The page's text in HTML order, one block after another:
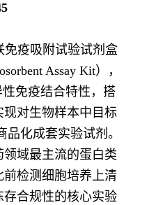
免疫吸附试验试剂盒
Assay Kit），
免疫结合特性，搭
对生物样本中目标
化成套实验试剂。
域最主流的蛋白类
检测细胞培养上清
合规性的核心实验